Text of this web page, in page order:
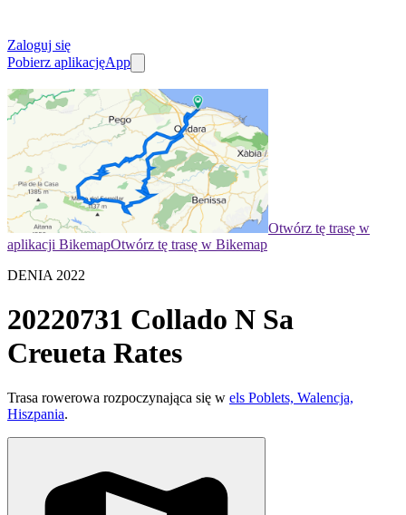
Zaloguj się
Pobierz aplikacjęApp
Otwórz tę trasę w
aplikacji BikemapOtwórz tę trasę w Bikemap
DENIA 2022
20220731 Collado N Sa
Creueta Rates
Trasa rowerowa rozpoczynająca się w els Poblets, Walencja,
Hiszpania.